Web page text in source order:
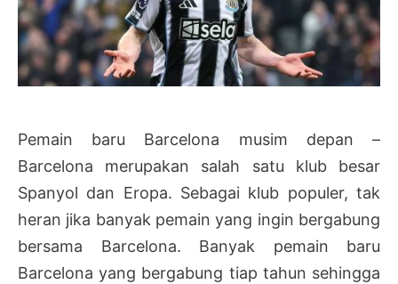
Pemain baru Barcelona musim depan –
Barcelona merupakan salah satu klub besar
Spanyol dan Eropa. Sebagai klub populer, tak
heran jika banyak pemain yang ingin bergabung
bersama Barcelona. Banyak pemain baru
Barcelona yang bergabung tiap tahun sehingga